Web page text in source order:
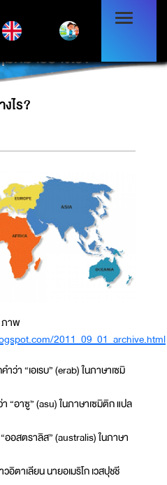
ที่มาอย่างไร?
ไร?
ภาพ
2011_09_01_archive.html
ว่า “เอเรบ” (erab) ในภาษาเซมิ
“อาซู” (asu) ในภาษาเซมิติก แปล
ออสตราลิส” (australis) ในภาษา
อิตาเลียน นายอเมริโก เวสปุชชี